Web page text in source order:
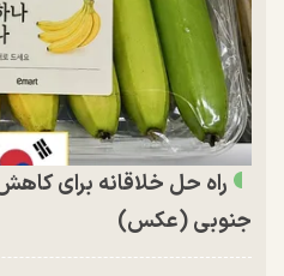
راه حل خلاقانه برای
جنوبی (عکس)